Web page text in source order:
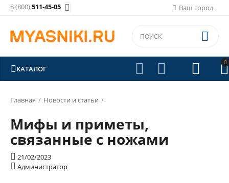
Ваш город
8 (800)511-45-05 
0


 

КАТАЛОГ
Главная / Новости и статьи /
Мифы и приметы,
связанные с ножами
 21/02/2023
 Администратор